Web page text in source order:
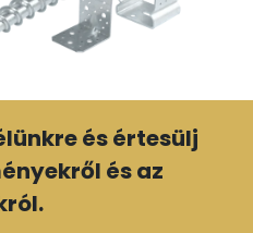
és értesülj
és az